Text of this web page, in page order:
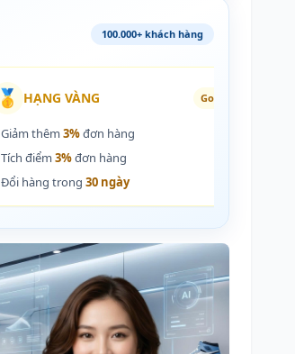
100.000+ khách hàng
🥇 HẠNG VÀNG Gold
Giảm thêm 3%đơn hàng
Tích điểm 3%đơn hàng
Đổi hàng trong 30 ngày